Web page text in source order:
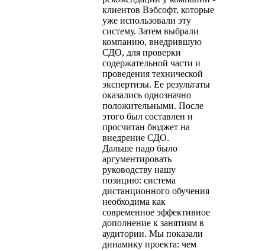
клиентов Вэбсофт, которые
уже использовали эту
систему. Затем выбрали
компанию, внедрившую
СДО, для проверки
содержательной части и
проведения технической
экспертизы. Ее результаты
оказались однозначно
положительными. После
этого был составлен и
просчитан бюджет на
внедрение СДО.
Дальше надо было
аргументировать
руководству нашу
позицию: система
дистанционного обучения
необходима как
современное эффективное
дополнение к занятиям в
аудитории. Мы показали
динамику проекта: чем